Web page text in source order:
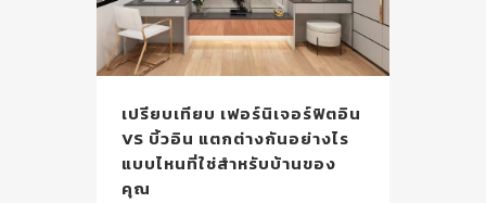
เปรียบเทียบ เฟอร์นิเจอร์ฟิตอิน
VS บิ้วอิน แตกต่างกันอย่างไร
แบบไหนที่ใช่สำหรับบ้านของ
คุณ